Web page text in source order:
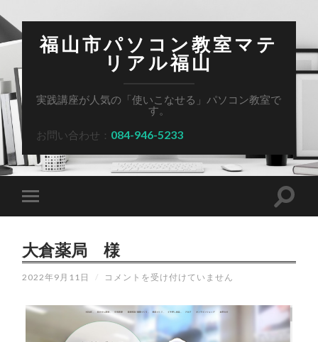
福山市パソコン教室マテ
リアル福山
実践講座が人気の「使いこなせる」パソコン教室で
す。
お問い合わせ： 084-946-5233
大倉薬局​ 様
2022年9月11日 /
大
局​
コメントを受け付けていません